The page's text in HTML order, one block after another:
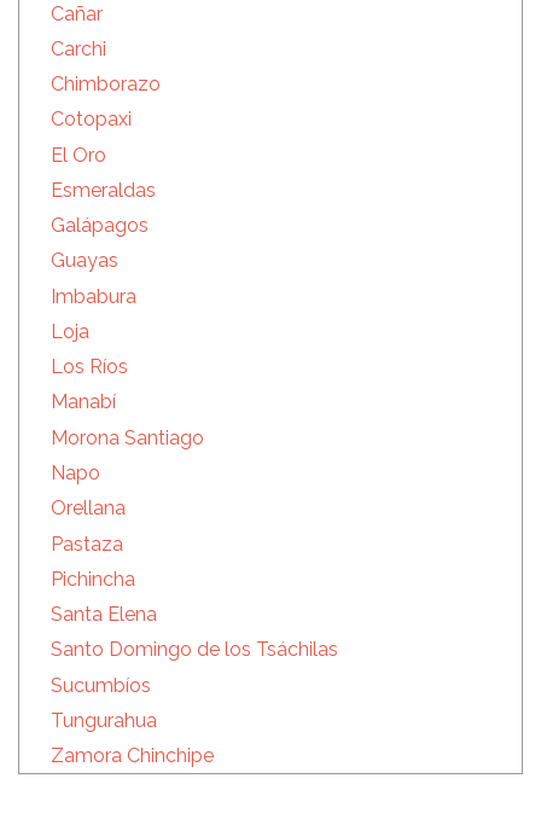
Cañar
Carchi
Chimborazo
Cotopaxi
El Oro
Esmeraldas
Galápagos
Guayas
Imbabura
Loja
Los Ríos
Manabí
Morona Santiago
Napo
Orellana
Pastaza
Pichincha
Santa Elena
Santo Domingo de los Tsáchilas
Sucumbíos
Tungurahua
Zamora Chinchipe